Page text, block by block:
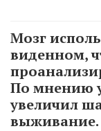
Мозг
виденном,
По мнению
увеличил
выживание.